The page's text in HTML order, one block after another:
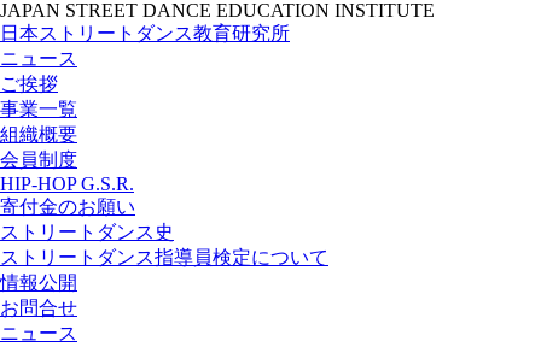
JAPAN STREET DANCE EDUCATION INSTITUTE
日本ストリートダンス教育研究所
ニュース
ご挨拶
事業一覧
組織概要
会員制度
HIP-HOP G.S.R.
寄付金のお願い
ストリートダンス史
ストリートダンス指導員検定について
情報公開
お問合せ
ニュース